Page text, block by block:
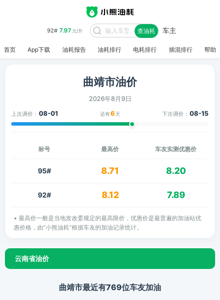
92# 7.97元/升 查油耗 车主
首页 App下载 油耗报告 油耗排行 电耗排行 插混排行 帮助
曲靖市油价
2026年8月9日
上次调价： 08-01 还有6 天 下次调价： 08-15
标号 最高价 车友实测优惠价
95# 8.71 8.20
92# 8.12 7.89
• 最高价一般是当地发改委规定的最高限价，优惠价是最普遍的加油站优
惠价格，由"小熊油耗"根据车友的加油记录统计。
云南省油价
曲靖市最近有769位车友加油